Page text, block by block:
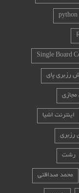
python
Single Board
رزبری پای
اینترنت اشیا
رزبری
رشت
محمد صداقتی